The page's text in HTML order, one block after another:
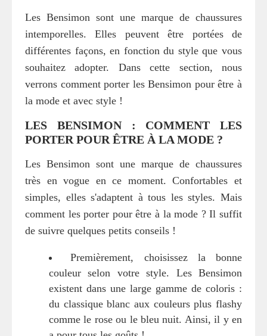
Les Bensimon sont une marque de chaussures
intemporelles. Elles peuvent être portées de
différentes façons, en fonction du style que vous
souhaitez adopter. Dans cette section, nous
verrons comment porter les Bensimon pour être à
la mode et avec style !
LES BENSIMON : COMMENT LES
PORTER POUR ÊTRE À LA MODE ?
Les Bensimon sont une marque de chaussures
très en vogue en ce moment. Confortables et
simples, elles s'adaptent à tous les styles. Mais
comment les porter pour être à la mode ? Il suffit
de suivre quelques petits conseils !
Premièrement, choisissez la bonne
couleur selon votre style. Les Bensimon
existent dans une large gamme de coloris :
du classique blanc aux couleurs plus flashy
comme le rose ou le bleu nuit. Ainsi, il y en